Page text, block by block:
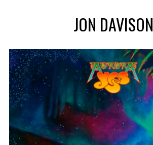
JON DAVISON